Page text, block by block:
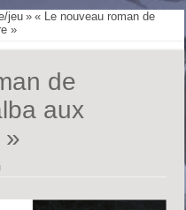
jeu » « Le nouveau roman de
»
de
aux
»